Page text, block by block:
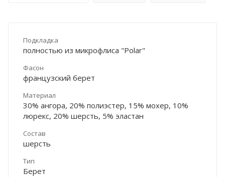
Подкладка
полностью из микрофлиса "Polar"
Фасон
французский берет
Материал
30% ангора, 20% полиэстер, 15% мохер, 10%
люрекс, 20% шерсть, 5% эластан
Состав
шерсть
Тип
Берет